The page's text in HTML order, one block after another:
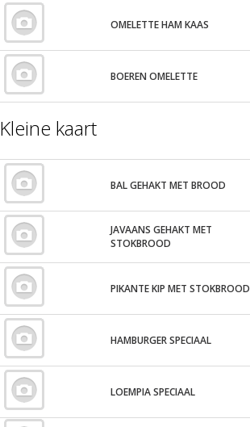
OMELETTE HAM KAAS
BOEREN OMELETTE
Kleine kaart
BAL GEHAKT MET BROOD
JAVAANS GEHAKT MET
STOKBROOD
PIKANTE KIP MET STOKBROOD
HAMBURGER SPECIAAL
LOEMPIA SPECIAAL